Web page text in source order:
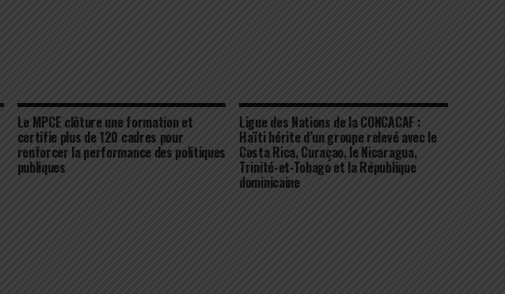
Le MPCE clôture une formation et
certifie plus de 120 cadres pour
renforcer la performance des politiques
publiques
Ligue des Nations de la CONCACAF :
Haïti hérite d’un groupe relevé avec le
Costa Rica, Curaçao, le Nicaragua,
Trinité-et-Tobago et la République
dominicaine